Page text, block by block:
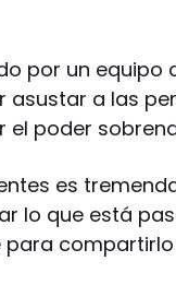
por un equipo
asustar a las
el poder
es
lo que está